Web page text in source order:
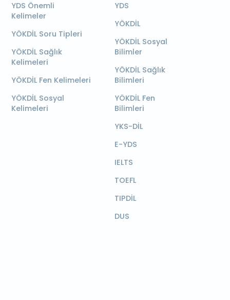
YDS Önemli
Kelimeler
YÖKDİL Soru Tipleri
YÖKDİL Sağlık
Kelimeleri
YÖKDİL Fen Kelimeleri
YÖKDİL Sosyal
Kelimeleri
YDS
YÖKDİL
YÖKDİL Sosyal
Bilimler
YÖKDİL Sağlık
Bilimleri
YÖKDİL Fen
Bilimleri
YKS-DİL
E-YDS
IELTS
TOEFL
TIPDİL
DUS